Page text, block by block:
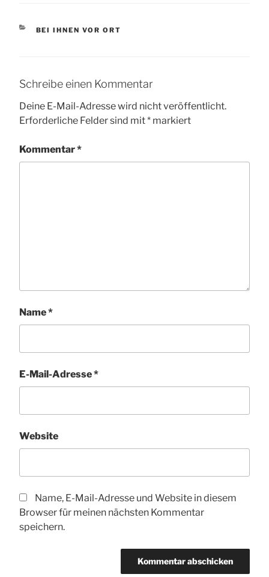
KATEGORIEN
BEI IHNEN VOR ORT
Schreibe einen Kommentar
Deine E-Mail-Adresse wird nicht veröffentlicht.
Erforderliche Felder sind mit* markiert
Kommentar*
Name*
E-Mail-Adresse*
Website
Name, E-Mail-Adresse und Website in diesem
Browser für meinen nächsten Kommentar
speichern.